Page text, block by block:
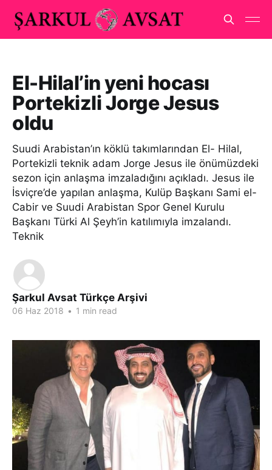
El-Hilal’in yeni hocası
Portekizli Jorge Jesus
oldu
Suudi Arabistan’ın köklü takımlarından El- Hilal,
Portekizli teknik adam Jorge Jesus ile önümüzdeki
sezon için anlaşma imzaladığını açıkladı. Jesus ile
İsviçre’de yapılan anlaşma, Kulüp Başkanı Sami el-
Cabir ve Suudi Arabistan Spor Genel Kurulu
Başkanı Türki Al Şeyh’in katılımıyla imzalandı.
Teknik
Şarkul Avsat Türkçe Arşivi
06 Haz 2018 • 1 min read